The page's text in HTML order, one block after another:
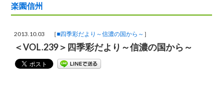
i
楽園信州
2013.10.03 ［■四季彩だより～信濃の国から～ ］
＜VOL.239＞四季彩だより～信濃の国から～